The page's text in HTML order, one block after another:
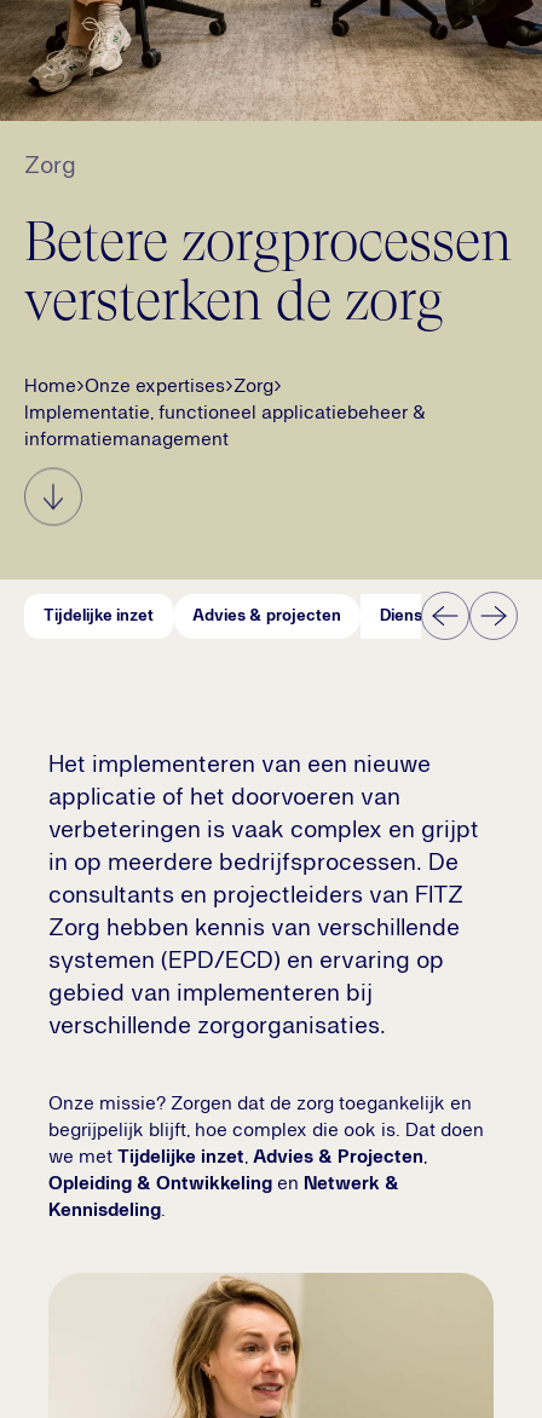
Zorg
Betere zorgprocessen
versterken de zorg
Home›Onze expertises›Zorg›
Implementatie, functioneel applicatiebeheer &
informatiemanagement
Tijdelijke inzet Advies & projecten Dienstverlening GRZ
Het implementeren van een nieuwe
applicatie of het doorvoeren van
verbeteringen is vaak complex en grijpt
in op meerdere bedrijfsprocessen. De
consultants en projectleiders van FITZ
Zorg hebben kennis van verschillende
systemen (EPD/ECD) en ervaring op
gebied van implementeren bij
verschillende zorgorganisaties.
Onze missie? Zorgen dat de zorg toegankelijk en
begrijpelijk blijft, hoe complex die ook is. Dat doen
we met Tijdelijke inzet, Advies & Projecten,
Opleiding & Ontwikkeling en Netwerk &
Kennisdeling.